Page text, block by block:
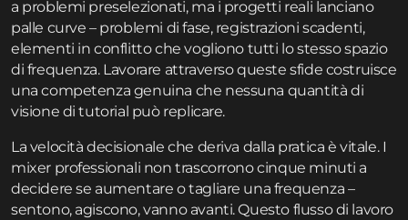
a problemi preselezionati, ma i progetti reali lanciano
palle curve – problemi di fase, registrazioni scadenti,
elementi in conflitto che vogliono tutti lo stesso spazio
di frequenza. Lavorare attraverso queste sfide costruisce
una competenza genuina che nessuna quantità di
visione di tutorial può replicare.
La velocità decisionale che deriva dalla pratica è vitale. I
mixer professionali non trascorrono cinque minuti a
decidere se aumentare o tagliare una frequenza –
sentono, agiscono, vanno avanti. Questo flusso di lavoro